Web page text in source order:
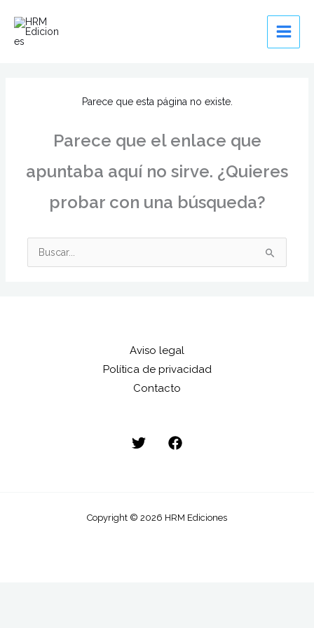
contenido
Parece que esta página no existe.
Parece que el enlace que
apuntaba aquí no sirve. ¿Quieres
probar con una búsqueda?
Buscar
Aviso legal
Política de privacidad
Contacto
Copyright © 2026 HRM Ediciones